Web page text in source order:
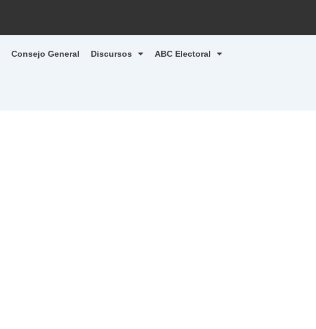
Consejo General Discursos ABC Electoral